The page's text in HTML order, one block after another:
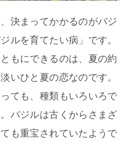
決まってかかるのがバジ
ルを育てたい病」です。
もにできるのは、夏の約
いひと夏の恋なのです。
ても、種類もいろいろで
バジルは古くからさまざ
も重宝されていたようで